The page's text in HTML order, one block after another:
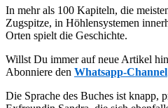
In mehr als 100 Kapiteln, die
Zugspitze, in Höhlensystemen
Orten spielt die Geschichte.
Willst Du immer auf neue Artikel
Abonniere den Whatsapp-Channel
Die Sprache des Buches ist knapp,